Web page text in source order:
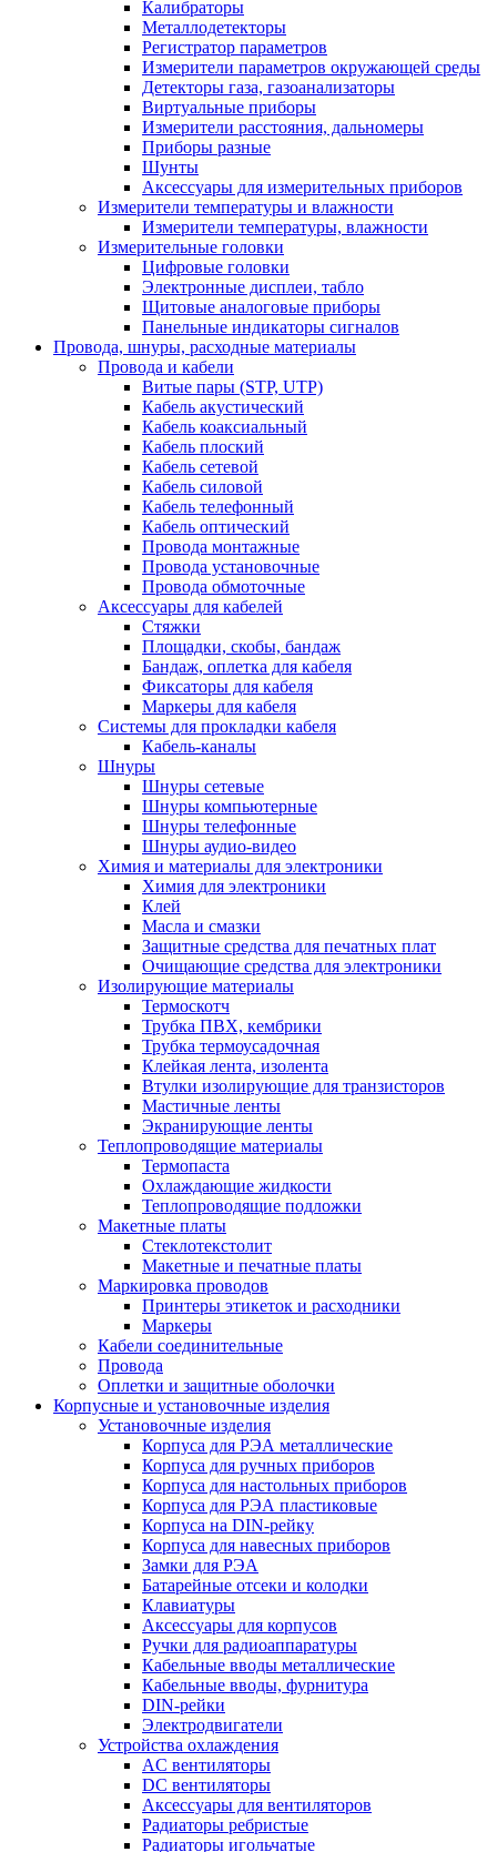
Калибраторы
Металлодетекторы
Регистратор параметров
Измерители параметров окружающей среды
Детекторы газа, газоанализаторы
Виртуальные приборы
Измерители расстояния, дальномеры
Приборы разные
Шунты
Аксессуары для измерительных приборов
Измерители температуры и влажности
Измерители температуры, влажности
Измерительные головки
Цифровые головки
Электронные дисплеи, табло
Щитовые аналоговые приборы
Панельные индикаторы сигналов
Провода, шнуры, расходные материалы
Провода и кабели
Витые пары (STP, UTP)
Кабель акустический
Кабель коаксиальный
Кабель плоский
Кабель сетевой
Кабель силовой
Кабель телефонный
Кабель оптический
Провода монтажные
Провода установочные
Провода обмоточные
Аксессуары для кабелей
Стяжки
Площадки, скобы, бандаж
Бандаж, оплетка для кабеля
Фиксаторы для кабеля
Маркеры для кабеля
Системы для прокладки кабеля
Кабель-каналы
Шнуры
Шнуры сетевые
Шнуры компьютерные
Шнуры телефонные
Шнуры аудио-видео
Химия и материалы для электроники
Химия для электроники
Клей
Масла и смазки
Защитные средства для печатных плат
Очищающие средства для электроники
Изолирующие материалы
Термоскотч
Трубка ПВХ, кембрики
Трубка термоусадочная
Клейкая лента, изолента
Втулки изолирующие для транзисторов
Мастичные ленты
Экранирующие ленты
Теплопроводящие материалы
Термопаста
Охлаждающие жидкости
Теплопроводящие подложки
Макетные платы
Стеклотекстолит
Макетные и печатные платы
Маркировка проводов
Принтеры этикеток и расходники
Маркеры
Кабели соединительные
Провода
Оплетки и защитные оболочки
Корпусные и установочные изделия
Установочные изделия
Корпуса для РЭА металлические
Корпуса для ручных приборов
Корпуса для настольных приборов
Корпуса для РЭА пластиковые
Корпуса на DIN-рейку
Корпуса для навесных приборов
Замки для РЭА
Батарейные отсеки и колодки
Клавиатуры
Аксессуары для корпусов
Ручки для радиоаппаратуры
Кабельные вводы металлические
Кабельные вводы, фурнитура
DIN-рейки
Электродвигатели
Устройства охлаждения
AC вентиляторы
DC вентиляторы
Аксессуары для вентиляторов
Радиаторы ребристые
Радиаторы игольчатые